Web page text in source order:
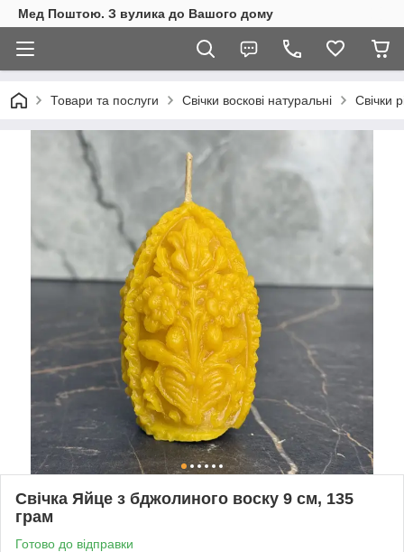
Мед Поштою. З вулика до Вашого дому
Товари та послуги Свічки воскові натуральні Свічки
Свічка Яйце з бджолиного воску 9 см, 135
грам
Готово до відправки